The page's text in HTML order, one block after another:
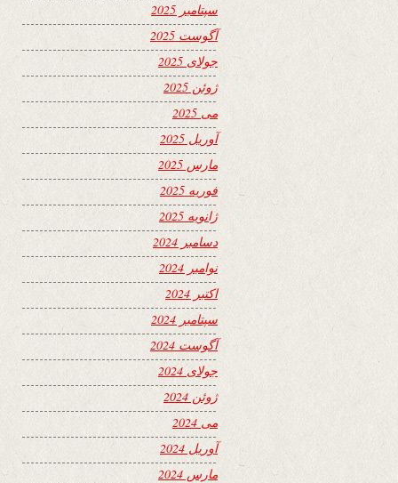
سپتامبر 2025
آگوست 2025
جولای 2025
ژوئن 2025
می 2025
آوریل 2025
مارس 2025
فوریه 2025
ژانویه 2025
دسامبر 2024
نوامبر 2024
اکتبر 2024
سپتامبر 2024
آگوست 2024
جولای 2024
ژوئن 2024
می 2024
آوریل 2024
مارس 2024